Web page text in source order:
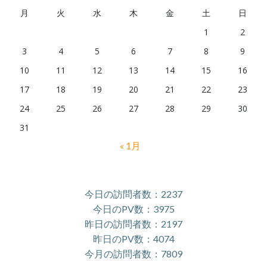
月
火 水 木 金 土
日
1
2
3
4 5 6 7 8
9
10
11 12 13 14 15
16
17
18 19 20 21 22
23
24
25 26 27 28 29
30
31
« 1月
今日の訪問者数：2237
今日のPV数：3975
昨日の訪問者数：2197
昨日のPV数：4074
今月の訪問者数：7809